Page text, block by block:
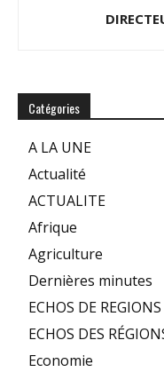
Catégories
A LA UNE
Actualité
ACTUALITE
Afrique
Agriculture
Dernières minutes
ECHOS DE REGIONS
ECHOS DES
Economie